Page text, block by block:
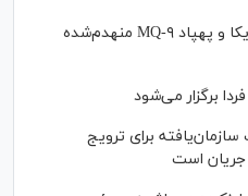
اولین تصاویر لاشه F-۱۵ آمریکا و پهپاد MQ-۹ منهدم‌شده
برگزار می‌شود
برای ترویج
جریان است